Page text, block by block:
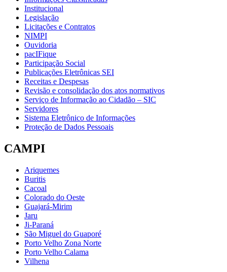
Institucional
Legislação
Licitações e Contratos
NIMPI
Ouvidoria
pacIFique
Participação Social
Publicações Eletrônicas SEI
Receitas e Despesas
Revisão e consolidação dos atos normativos
Serviço de Informação ao Cidadão – SIC
Servidores
Sistema Eletrônico de Informações
Proteção de Dados Pessoais
CAMPI
Ariquemes
Buritis
Cacoal
Colorado do Oeste
Guajará-Mirim
Jaru
Ji-Paraná
São Miguel do Guaporé
Porto Velho Zona Norte
Porto Velho Calama
Vilhena